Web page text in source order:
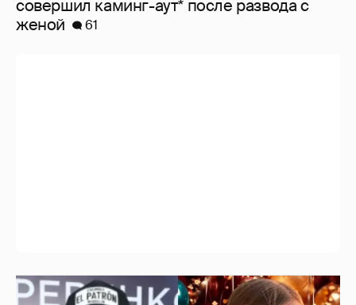
совершил каминг-аут* после развода с
женой
61